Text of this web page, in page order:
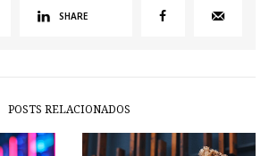
SHARE
POSTS RELACIONADOS